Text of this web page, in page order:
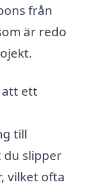
från
är redo
ett
till
slipper
vilket ofta